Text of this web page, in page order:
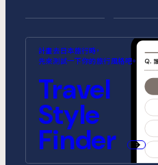
MIMARU SUITES 東京浅草
MIMARU SUITES 東京日本
MIMARU東京 STATION
MIMARU東京 上野稲荷町
MIMARU東京 上野EAST
MIMARU SUITES 京都
CENTRAL
MIMARU京都 STATION
MIMARU京都 四条WEST(旧
MIMARU京都 西洞院高辻)
MIMARU SUITES 京都四条
MIMARU大阪 難波
ANNEX (將於2026年10月
MIMARU大阪 心斎橋NORTH
MIMARU大阪 難波STATION
MIMARU大阪 難波NORTH
計畫去日本旅行時，
先來測試一下你的旅行風格吧。
Travel
Style
Finder